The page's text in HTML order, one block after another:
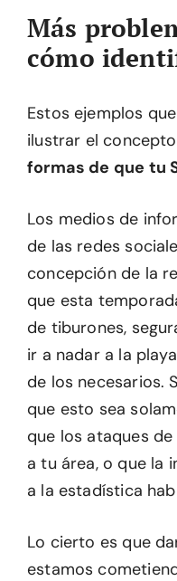
Más
cómo
Estos ejemplos
ilustrar el
formas de que tu
Los medios de
de las redes
concepción de la
que esta
de tiburones,
ir a nadar a la
de los necesarios.
que esto sea
que los ataques
a tu área, o que la
a la estadística
Lo cierto es que
estamos